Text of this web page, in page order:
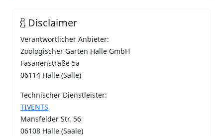
Disclaimer
Verantwortlicher Anbieter:
Zoologischer Garten Halle GmbH
Fasanenstraße 5a
06114 Halle (Salle)
Technischer Dienstleister:
TIVENTS
Mansfelder Str. 56
06108 Halle (Saale)